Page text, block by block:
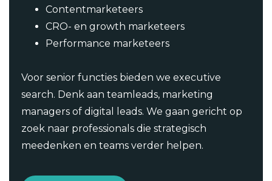
Contentmarketeers
CRO- en growth marketeers
Performance marketeers
Voor senior functies bieden we executive
search. Denk aan teamleads, marketing
managers of digital leads. We gaan gericht op
zoek naar professionals die strategisch
meedenken en teams verder helpen.